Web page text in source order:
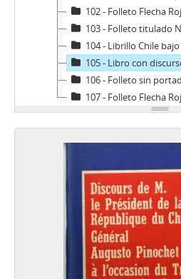
102 - Folleto Flecha Roja, Órgano oficial del Departamento
103 - Folleto titulado Normas para la nueva
104 - Librillo Chile bajo el
105 - Libro con discurso en francés de Augusto Pinochet, con motivo de la conmemoración del tercer aniversario del
106 - Folleto sin portada, titulado Documentos del XIII congreso del Partido Comunista
107 - Folleto Flecha Roja, del Órgano oficial del Departamento